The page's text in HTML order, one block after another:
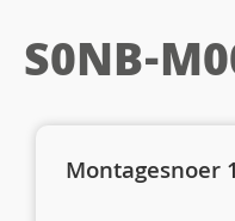
S0NB-
Montagesnoer